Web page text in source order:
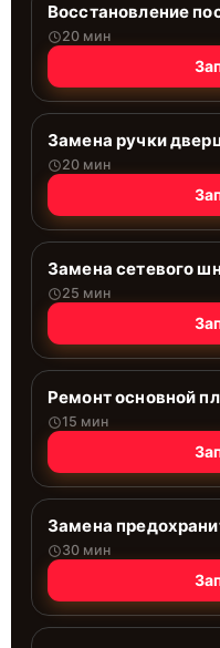
Восстановление
20 мин
Замена ручки
20 мин
Замена сетевого
25 мин
Ремонт основной
15 мин
Замена
30 мин